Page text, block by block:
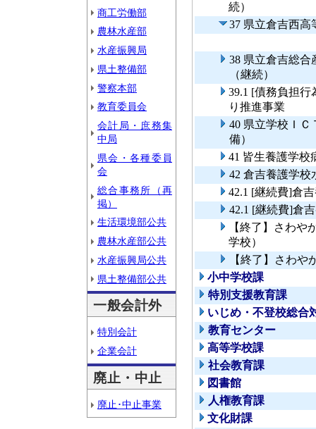
商工労働部
農林水産部
水産振興局
県土整備部
警察本部
教育委員会
会計局・庶務集
中局
県会・各種委員
会
総合事務所（再
掲）
生活環境部公共
農林水産部公共
水産振興局公共
県土整備部公共
一般会計外
特別会計
企業会計
廃止・中止
廃止･中止事業
続）
37 県立倉吉西高
38 県立倉吉総合
（継続）
39.1 [債務負担
り推進事業
40 県立学校ＩＣ
備）
41 皆生養護学校
42 倉吉養護学校
42.1 [継続費]倉
42.1 [継続費]倉
【終了】さわや
学校）
【終了】さわや
小中学校課
特別支援教育課
いじめ・不登校総合
教育センター
高等学校課
社会教育課
図書館
人権教育課
文化財課